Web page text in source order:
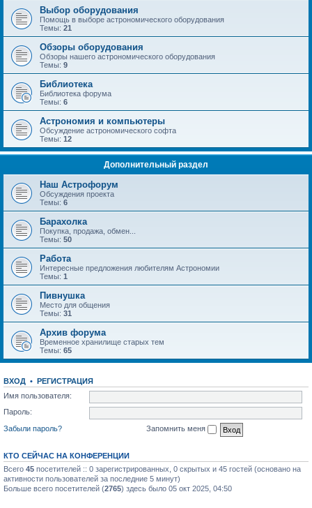
Выбор оборудования
Помощь в выборе астрономического оборудования
Темы: 21
Обзоры оборудования
Обзоры нашего астрономического оборудования
Темы: 9
Библиотека
Библиотека форума
Темы: 6
Астрономия и компьютеры
Обсуждение астрономического софта
Темы: 12
Дополнительный раздел
Наш Астрофорум
Обсуждения проекта
Темы: 6
Барахолка
Покупка, продажа, обмен...
Темы: 50
Работа
Интересные предложения любителям Астрономии
Темы: 1
Пивнушка
Место для общения
Темы: 31
Архив форума
Временное хранилище старых тем
Темы: 65
ВХОД • РЕГИСТРАЦИЯ
Имя пользователя:
Пароль:
Забыли пароль?
Запомнить меня
КТО СЕЙЧАС НА КОНФЕРЕНЦИИ
Всего 45 посетителей :: 0 зарегистрированных, 0 скрытых и 45 гостей (основано на
активности пользователей за последние 5 минут)
Больше всего посетителей (2765) здесь было 05 окт 2025, 04:50